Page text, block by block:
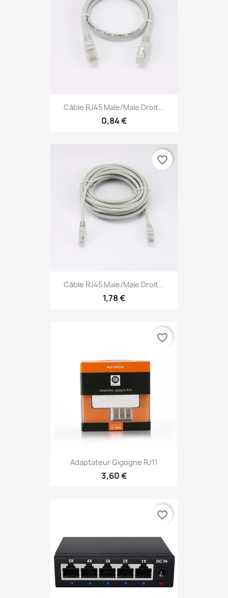
Câble RJ45 Male/Male Droit...
0,84 €
Câble RJ45 Male/Male Droit...
1,78 €
favorite_border
Adaptateur Gigogne RJ11
3,60 €
favorite_border
favorite_border